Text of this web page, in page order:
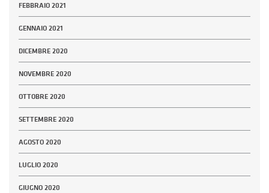
FEBBRAIO 2021
GENNAIO 2021
DICEMBRE 2020
NOVEMBRE 2020
OTTOBRE 2020
SETTEMBRE 2020
AGOSTO 2020
LUGLIO 2020
GIUGNO 2020